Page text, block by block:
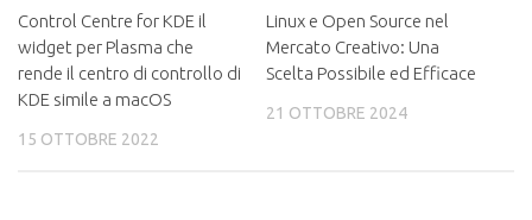
Control Centre for KDE il
widget per Plasma che
rende il centro di controllo di
KDE simile a macOS
15 OTTOBRE 2022
Linux e Open Source nel
Mercato Creativo: Una
Scelta Possibile ed Efficace
21 OTTOBRE 2024